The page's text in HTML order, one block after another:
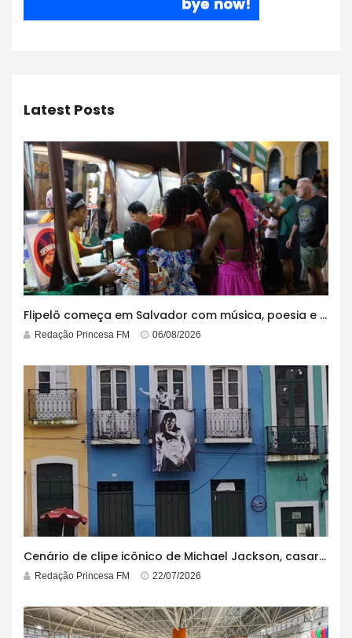
Latest Posts
Flipelô começa em Salvador com música, poesia e grande participação
Redação Princesa FM 06/08/2026
Cenário de clipe icônico de Michael Jackson, casarão azul no centro do Pelourinho enfrenta ordem de desocupação
Redação Princesa FM 22/07/2026